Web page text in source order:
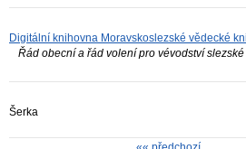
Digitální knihovna Moravskoslezské vědecké
Řád obecní a řád volení pro vévodství slezské
Šerka